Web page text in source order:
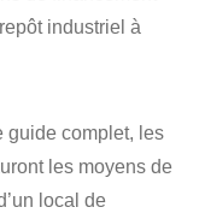
industriel à
guide complet, les
les moyens de
local de